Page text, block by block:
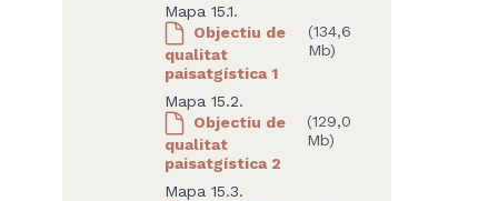
Mapa 15.1.
Objectiu de
qualitat
paisatgística 1
(134,6
Mb)
Mapa 15.2.
Objectiu de
qualitat
paisatgística 2
(129,0
Mb)
Mapa 15.3.